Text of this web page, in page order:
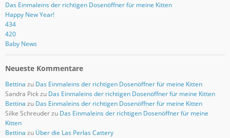
Das Einmaleins der richtigen Dosenöffner für meine Kitten
Happy New Year!
434
420
Baby News
Neueste Kommentare
Bettina zu Das Einmaleins der richtigen Dosenöffner für meine Kitten
Sandra Pickzu Das Einmaleins der richtigen Dosenöffner für meine Kitten
Bettina zu Das Einmaleins der richtigen Dosenöffner für meine Kitten
Silke Schreuderzu Das Einmaleins der richtigen Dosenöffner für meine
Kitten
Bettina zu Über die Las Perlas Cattery